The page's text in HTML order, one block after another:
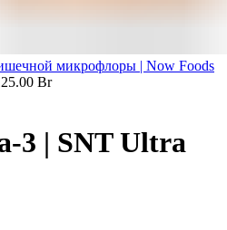
микрофлоры | Now Foods
Br
3 | SNT Ultra